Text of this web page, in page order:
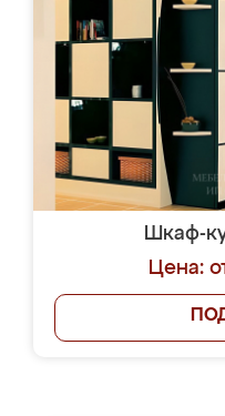
Шкаф-
Цена: